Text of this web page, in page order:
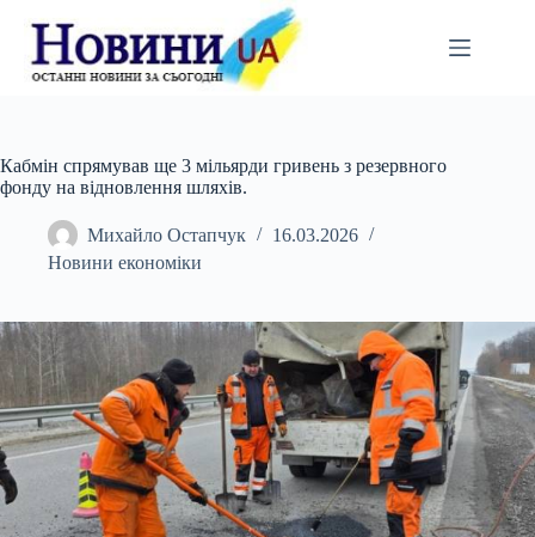
вмісту
Кабмін спрямував ще 3 мільярди гривень з резервного
фонду на відновлення шляхів.
Михайло Остапчук
16.03.2026
Новини економіки